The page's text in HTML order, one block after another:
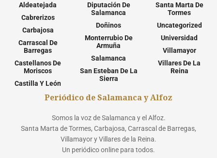
Aldeatejada
Cabrerizos
Carbajosa
Carrascal De
Barregas
Castellanos De
Moriscos
Castilla Y León
Diputación De
Salamanca
Doñinos
Monterrubio De
Armuña
Salamanca
San Esteban De La
Sierra
Santa Marta De
Tormes
Uncategorized
Universidad
Villamayor
Villares De La
Reina
Periódico de Salamanca y Alfoz
Somos la voz de Salamanca y el Alfoz.
Santa Marta de Tormes, Carbajosa, Carrascal de Barregas,
Villamayor y Villares de la Reina.
Un periódico online para todos.